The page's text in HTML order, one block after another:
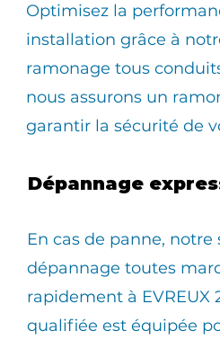
Optimisez la
installation grâce à
ramonage tous
nous assurons un
garantir la sécurité de
Dépannage
En cas de panne, notre
dépannage toutes
rapidement à EVREUX
qualifiée est équipée